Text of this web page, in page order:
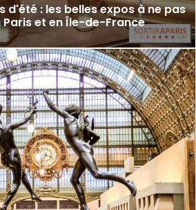
d'été : les belles expos à ne pas
et en Île-de-France